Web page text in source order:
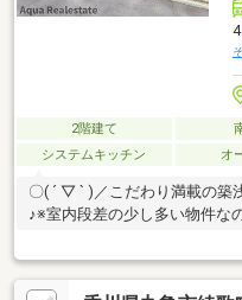
2階建て
システムキッチン
オ
〇( ´ ▽ ` )／こだわり満載の築
♪※室内段差の少し多い物件な